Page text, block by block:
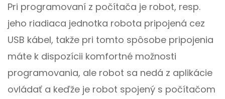
Pri programovaní z počítača je robot, resp.
jeho riadiaca jednotka robota pripojená cez
USB kábel, takže pri tomto spôsobe pripojenia
máte k dispozícii komfortné možnosti
programovania, ale robot sa nedá z aplikácie
ovládať a keďže je robot spojený s počítačom